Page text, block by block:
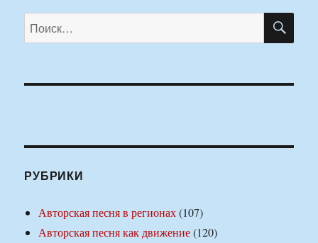
Искать:
РУБРИКИ
Авторская песня в регионах(107)
Авторская песня как движение(120)